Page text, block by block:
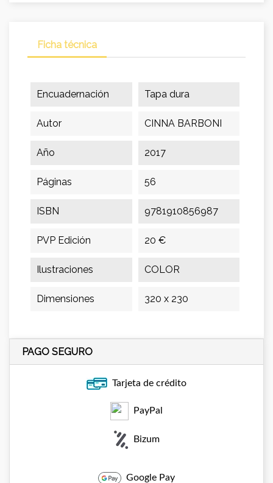
Ficha técnica
Encuadernación Tapa dura
Autor CINNA BARBONI
Año 2017
Páginas 56
ISBN 9781910856987
PVP Edición 20 €
Ilustraciones COLOR
Dimensiones 320 x 230
PAGO SEGURO
Tarjeta de crédito
PayPal
Bizum
Google Pay